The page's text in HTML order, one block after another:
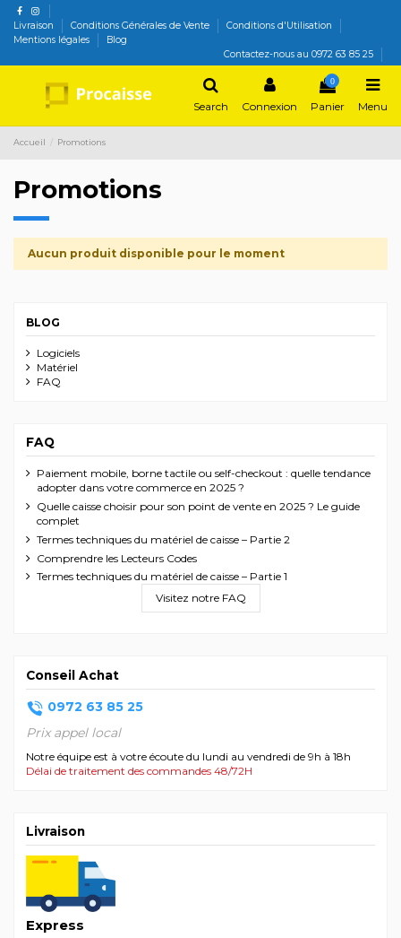
Livraison Conditions Générales de Vente
Conditions d'Utilisation
Mentions légales
Blog
Contactez-nous au 0972 63 85 25
Search Connexion
0
Panier Menu
Accueil Promotions
Promotions
Aucun produit disponible pour le moment
BLOG
Logiciels
Matériel
FAQ
FAQ
Paiement mobile, borne tactile ou self-checkout : quelle tendance
adopter dans votre commerce en 2025 ?
Quelle caisse choisir pour son point de vente en 2025 ? Le guide
complet
Termes techniques du matériel de caisse – Partie 2
Comprendre les Lecteurs Codes
Termes techniques du matériel de caisse – Partie 1
Visitez notre FAQ
Conseil Achat
0972 63 85 25
Prix appel local
Notre équipe est à votre écoute du lundi au vendredi de 9h à 18h
Délai de traitement des commandes 48/72H
Livraison
Express